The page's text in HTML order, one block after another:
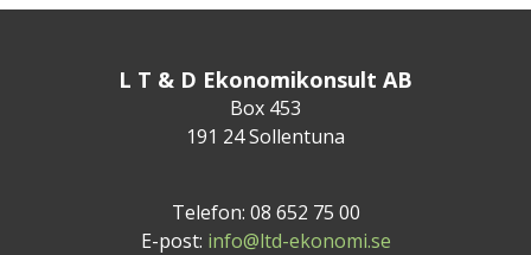
L T & D Ekonomikonsult AB
Box 453
191 24 Sollentuna
Telefon: 08 652 75 00
E-post: info@ltd-ekonomi.se